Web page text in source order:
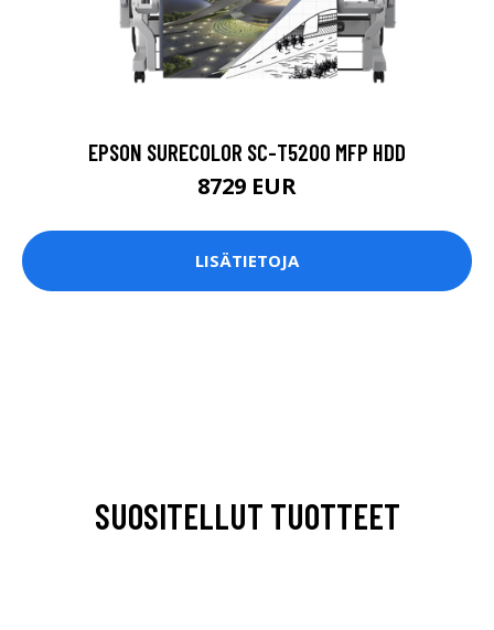
EPSON SURECOLOR SC-T5200 MFP HDD
8729 EUR
LISÄTIETOJA
SUOSITELLUT TUOTTEET